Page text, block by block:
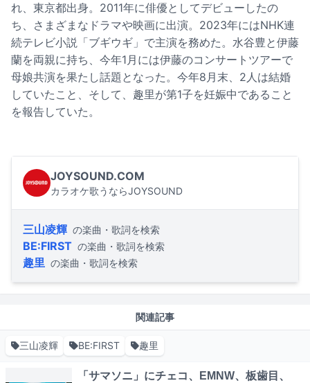
れ、東京都出身。2011年に俳優としてデビューしたの
ち、さまざまなドラマや映画に出演。2023年にはNHK連
続テレビ小説「ブギウギ」で主演を務めた。水谷豊と伊藤
蘭を両親に持ち、今年1月には伊藤のコンサートツアーで
母娘共演を果たし話題となった。今年8月末、2人は結婚
していたこと、そして、趣里が第1子を妊娠中であること
を報告していた。
JOYSOUND.COM
カラオケ歌うならJOYSOUND
三山凌輝 の楽曲・歌詞を検索
BE:FIRST の楽曲・歌詞を検索
趣里 の楽曲・歌詞を検索
関連記事
三山凌輝 BE:FIRST 趣里
「サマソニ」にチェコ、EMNW、板歯目、